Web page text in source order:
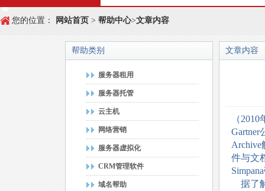
您的位置： 网站首页 > 帮助中心>文章内容
帮助类别
服务器租用
服务器托管
云主机
网络营销
服务器虚拟化
CRM管理软件
域名帮助
文章内容
（
Gartner
Archive
件与文
据了